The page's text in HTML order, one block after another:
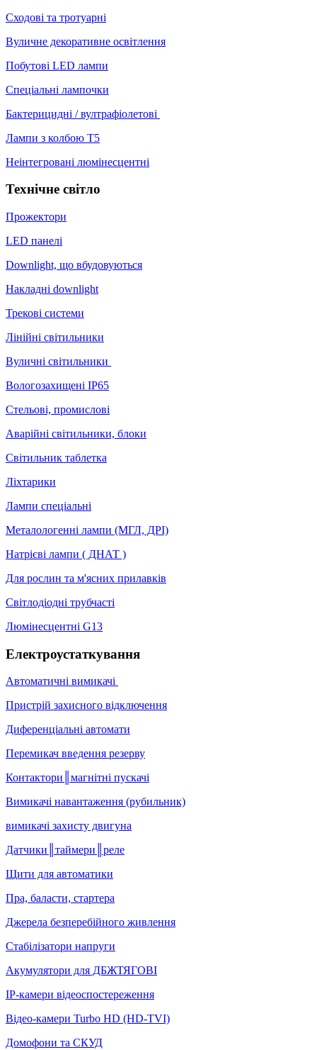
Сходові та тротуарні
Вуличне декоративне освітлення
Побутові LED лампи
Спеціальні лампочки
Бактерицидні / вултрафіолетові
Лампи з колбою Т5
Неінтегровані люмінесцентні
Технічне світло
Прожектори
LED панелі
Downlight, що вбудовуються
Накладні downlight
Трекові системи
Лінійні світильники
Вуличні світильники
Вологозахищені IP65
Стельові, промислові
Аварійні світильники, блоки
Світильник таблетка
Ліхтарики
Лампи спеціальні
Металологенні лампи (МГЛ, ДРІ)
Натрієві лампи ( ДНАТ )
Для рослин та м'ясних прилавків
Світлодіодні трубчасті
Люмінесцентні G13
Електроустаткування
Автоматичні вимикачі
Пристрій захисного відключення
Диференціальні автомати
Перемикач введення резерву
Контактори║магнітні пускачі
Вимикачі навантаження (рубильник)
вимикачі захисту двигуна
Датчики║таймери║реле
Щити для автоматики
Пра, баласти, стартера
Джерела безперебійного живлення
Стабілізатори напруги
Акумулятори для ДБЖТЯГОВІ
IP-камери відеоспостереження
Відео-камери Turbo HD (HD-TVI)
Домофони та СКУД